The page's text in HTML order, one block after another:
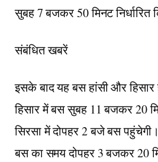
सुबह 7 बजकर 50 मिनट निर्धारित
संबंधित खबरें
इसके बाद यह बस हांसी और
हिसार में बस सुबह 11 बजकर 20
सिरसा में दोपहर 2 बजे बस
बस का समय दोपहर 3 बजकर 20